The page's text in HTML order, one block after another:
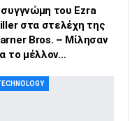
του Ezra
στα στελέχη της
Bros. – Μίλησαν
το μέλλον…